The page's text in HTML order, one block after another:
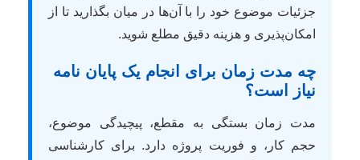
جزئیات موضوع خود را با آن‌ها در میان بگذارید تا از
امکان‌پذیری و هزینه دقیق مطلع شوید.
چه مدت زمان برای انجام یک پایان نامه
نیاز است؟
مدت زمان بستگی به مقطع، پیچیدگی موضوع،
حجم کار، و فوریت پروژه دارد. برای کارشناسی